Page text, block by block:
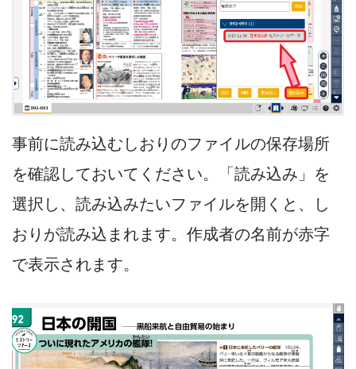
事前に読み込むしおりのファイルの保存場所
を確認しておいてください。「読み込み」を
選択し、読み込みたいファイルを開くと、し
おりが読み込まれます。作成者の名前が赤字
で表示されます。